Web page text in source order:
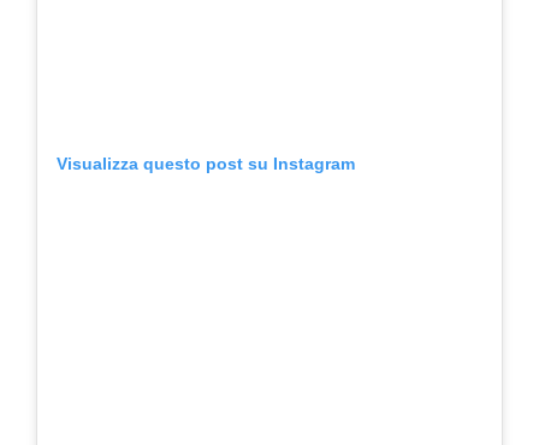
Visualizza questo post su Instagram